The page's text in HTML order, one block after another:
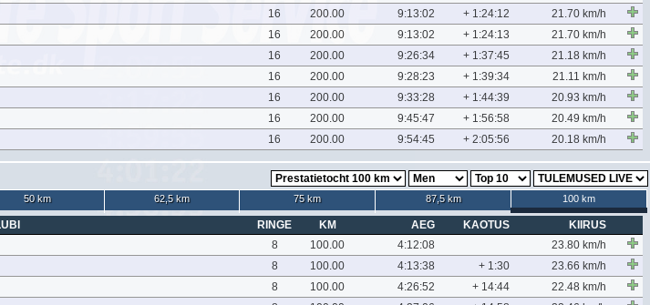
16 200.00 9:13:02 + 1:24:12
21.70 km/h
16 200.00 9:13:02 + 1:24:13
21.70 km/h
16 200.00 9:26:34 + 1:37:45
21.18 km/h
16 200.00 9:28:23 + 1:39:34
21.11 km/h
16 200.00 9:33:28 + 1:44:39
20.93 km/h
16 200.00 9:45:47 + 1:56:58
20.49 km/h
16 200.00 9:54:45 + 2:05:56 20.18 km/h
50 km 62,5 km 75 km 87,5 km 100 km
RINGE KM AEG KAOTUS
KIIRUS
8 100.00 4:12:08
23.80 km/h
8 100.00 4:13:38 + 1:30
23.66 km/h
8 100.00 4:26:52 + 14:44
22.48 km/h